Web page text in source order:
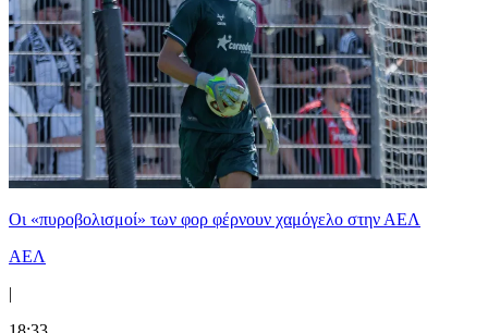
Οι «πυροβολισμοί» των φορ φέρνουν χαμόγελο στην ΑΕΛ
ΑΕΛ
|